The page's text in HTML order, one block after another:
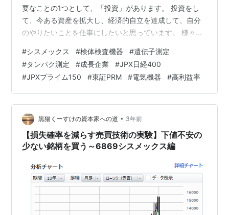
要なことの1つとして、「投資」があります。 投資をし
て、今ある資産を拡大し、経済的自立を達成して、自分
のやりたいことを仕事にしたいと思っています。 様々な
あり、株式投資を行う上で株式銘柄を分析することは非
常に重要なことです。 日本株式投資をされる方の必需品
といえるのが、以下の四季報になります。 お持ちでない
方は、以下から購入して読まれることをお勧めします。
リンク 銘柄の事業内容は？、業績はどうか？、配当はい
くらなのか？…
#シスメックス #検体検査機器 #遺伝子測定
#タンパク測定 #成長企業 #JPX日経400
#JPXプライム150 #東証PRM #電気機器 #高利益率
黒猫くーすけの資本家への道 • 3年前
【損失確率を減らす売買技術の実験】下値不安の
少ない銘柄を買う～6869シスメックス編